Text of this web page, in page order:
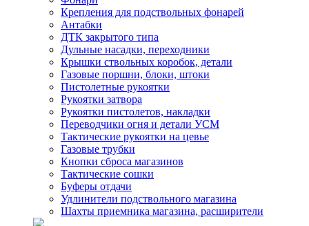
Крепления для подствольных фонарей
Антабки
ДТК закрытого типа
Дульные насадки, переходники
Крышки ствольных коробок, детали
Газовые поршни, блоки, штоки
Пистолетные рукоятки
Рукоятки затвора
Рукоятки пистолетов, накладки
Переводчики огня и детали УСМ
Тактические рукоятки на цевье
Газовые трубки
Кнопки сброса магазинов
Тактические сошки
Буферы отдачи
Удлинители подствольного магазина
Шахты приемника магазина, расширители